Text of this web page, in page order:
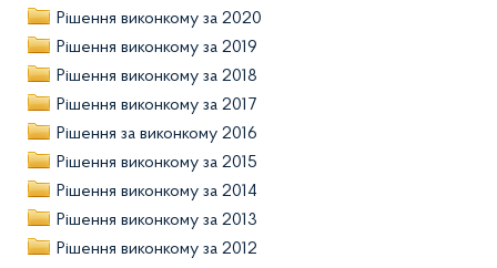
Рішення виконкому за 2020
Рішення виконкому за 2019
Рішення виконкому за 2018
Рішення виконкому за 2017
Рішення за виконкому 2016
Рішення виконкому за 2015
Рішення виконкому за 2014
Рішення виконкому за 2013
Рішення виконкому за 2012